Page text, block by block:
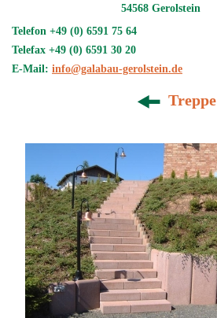
54568 Gerolstein
Telefon +49 (0) 6591 75 64
Telefax +49 (0) 6591 30 20
E-Mail: info@galabau-gerolstein.de
Treppe